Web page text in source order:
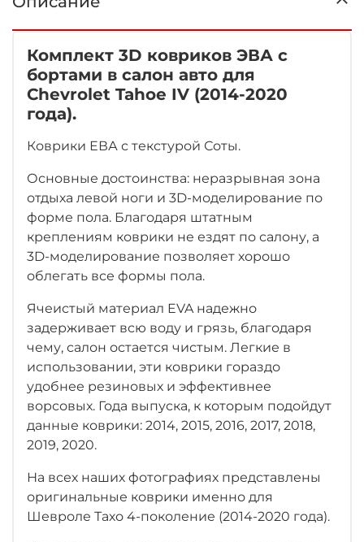
Комплект 3D ковриков ЭВА с
бортами в салон авто для
Chevrolet Tahoe IV (2014-2020
года).
Коврики ЕВА с текстурой Соты.
Основные достоинства: неразрывная зона
отдыха левой ноги и 3D-моделирование по
форме пола. Благодаря штатным
креплениям коврики не ездят по салону, а
3D-моделирование позволяет хорошо
облегать все формы пола.
Ячеистый материал EVA надежно
задерживает всю воду и грязь, благодаря
чему, салон остается чистым. Легкие в
использовании, эти коврики гораздо
удобнее резиновых и эффективнее
ворсовых. Года выпуска, к которым подойдут
данные коврики: 2014, 2015, 2016, 2017, 2018,
2019, 2020.
На всех наших фотографиях представлены
оригинальные коврики именно для
Шевроле Тахо 4-поколение (2014-2020 года).